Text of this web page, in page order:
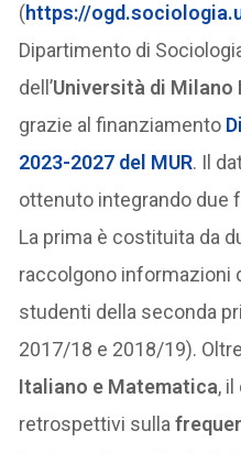
(https://
Dipartimento di
dell’Università di Milano
grazie al finanziamento
2023-2027 del MUR. Il
ottenuto integrando due
La prima è costituita da
raccolgono informazioni
studenti della seconda
2017/18 e 2018/19).
Italiano e Matematica,
retrospettivi sulla